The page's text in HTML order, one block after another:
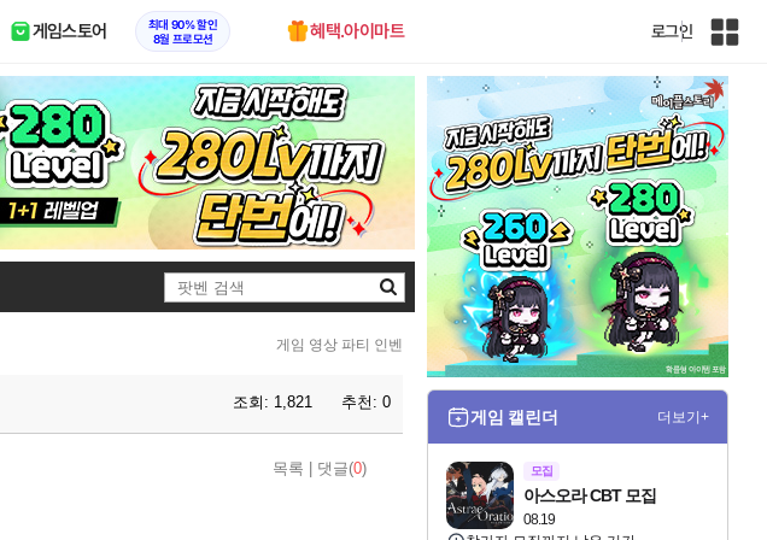
게임스토어
최대 90% 할인
8월 프로모션
혜택.아이마트 로그인
인
전
체
사
이
검
게임 영상 파티 인벤
조회: 1,821 추천: 0
목록 댓글(0)
게임 캘린더 더보기+
모집
08.19
아스오라 CBT 모집